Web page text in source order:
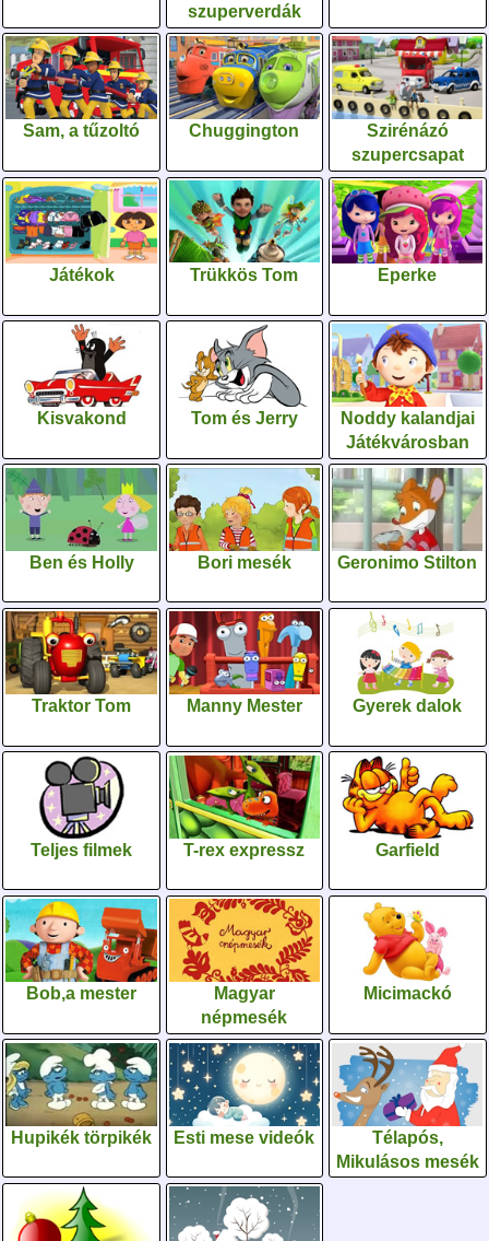
szuperverdák
Sam, a tűzoltó Chuggington
Szirénázó
szupercsapat
Játékok Trükkös Tom Eperke
Kisvakond Tom és Jerry
Noddy kalandjai
Játékvárosban
Ben és Holly Bori mesék Geronimo Stilton
Traktor Tom Manny Mester Gyerek dalok
Teljes filmek T-rex expressz Garfield
Bob,a mester
Magyar
népmesék
Micimackó
Hupikék törpikék Esti mese videók
Télapós,
Mikulásos mesék